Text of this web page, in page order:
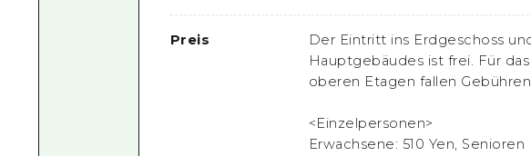
Preis
Der Eintritt ins Erdgeschoss
Hauptgebäudes ist frei. Für
oberen Etagen fallen Gebühren
<Einzelpersonen>
Erwachsene: 510 Yen,